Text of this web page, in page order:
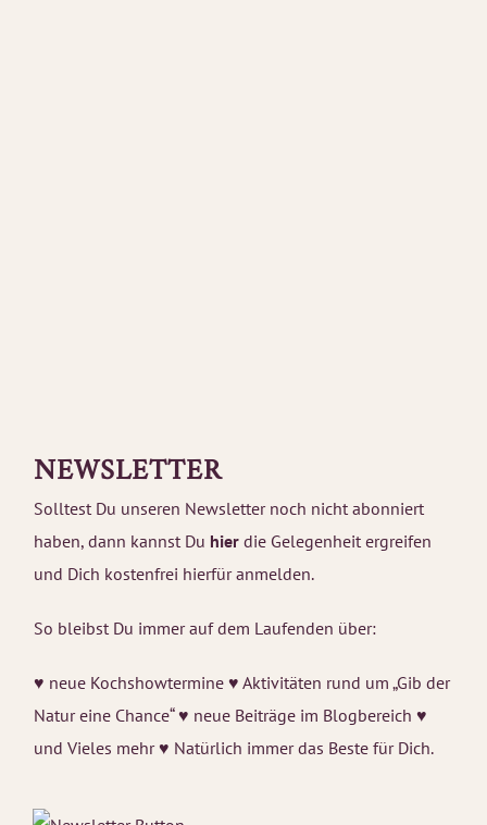
NEWSLETTER
Solltest Du unseren Newsletter noch nicht abonniert
haben, dann kannst Du hier die Gelegenheit ergreifen
und Dich kostenfrei hierfür anmelden.
So bleibst Du immer auf dem Laufenden über:
♥ neue Kochshowtermine ♥ Aktivitäten rund um „Gib der
Natur eine Chance“ ♥ neue Beiträge im Blogbereich ♥
und Vieles mehr ♥ Natürlich immer das Beste für Dich.